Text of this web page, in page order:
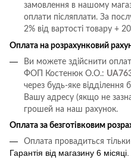
замовлення в нашому
оплати післяплати. За
2% від вартості товару +
Оплата на розрахунковий
Ви можете здійснити
ФОП Костенюк О.О.:
через будь-яке відділення
Вашу адресу (якщо не
грошей на наш рахунок.
Оплата за безготівковим
Оплата провадиться
Гарантія від магазину 6 місяці.